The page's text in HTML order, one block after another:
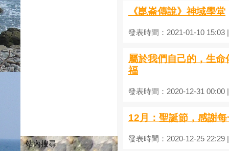
《崑崙傳說》神域學堂
發表時間：2021-01-10 15:03
屬於我們自己的，生
福
發表時間：2020-12-31 00:00
12月：聖誕節，感謝
發表時間：2020-12-25 22:29
站內搜尋